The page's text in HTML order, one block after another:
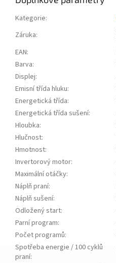
Kategorie:
Záruka:
EAN:
Barva:
Displej:
Emisní třída hluku:
Energetická třída:
Energetická třída sušení:
Hloubka:
Hlučnost:
Hmotnost:
Invertorový motor:
Maximální otáčky:
Náplň praní:
Náplň sušení:
Odložený start:
Parní program:
Počet programů:
Spotřeba energie / 100 cyklů
praní: